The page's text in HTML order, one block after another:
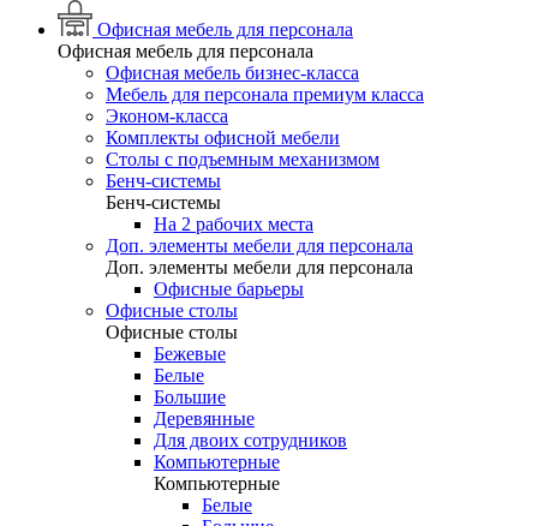
Офисная мебель для персонала
Офисная мебель для персонала
Офисная мебель бизнес-класса
Мебель для персонала премиум класса
Эконом-класса
Комплекты офисной мебели
Столы с подъемным механизмом
Бенч-системы
Бенч-системы
На 2 рабочих места
Доп. элементы мебели для персонала
Доп. элементы мебели для персонала
Офисные барьеры
Офисные столы
Офисные столы
Бежевые
Белые
Большие
Деревянные
Для двоих сотрудников
Компьютерные
Компьютерные
Белые